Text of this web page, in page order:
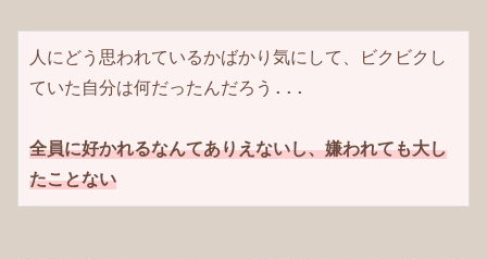
人にどう思われているかばかり気にして、ビクビクし
ていた自分は何だったんだろう...
全員に好かれるなんてありえないし、嫌われても大し
たことない